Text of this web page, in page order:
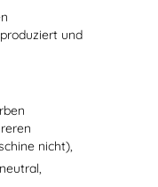
und
nicht),